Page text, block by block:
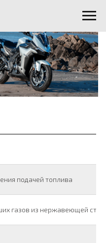
подачей топлива
газов из нержавеющей